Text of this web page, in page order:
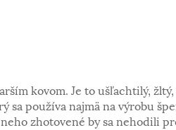
kovom. Je to ušľachtilý,
sa používa najmä na výrobu
zhotovené by sa nehodili